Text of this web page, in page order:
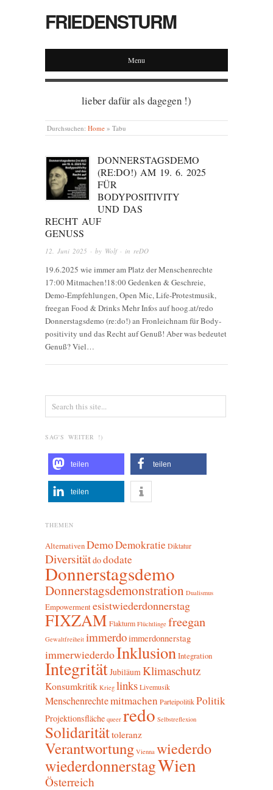
FRIEDENSTURM
Menu
lieber dafür als dagegen !)
Durchsuchen: Home » Tabu
DONNERSTAGSDEMO
(RE:DO!) AM 19. 6. 2025
FÜR
BODYPOSITIVITY
UND DAS
RECHT AUF
GENUSS
12. Juni 2025 · by Wolf· in reDO
19.6.2025 wie immer am Platz der Menschenrechte
17:00 Mitmachen!18:00 Gedenken & Geschreie,
Demo-Empfehlungen, Open Mic, Life-Protestmusik,
freegan Food & Drinks Mehr Infos auf hoog.at/redo
Donnerstagsdemo (re:do!) an Fronleichnam für Body-
positivity und das Recht auf Genuß! Aber was bedeutet
Genuß? Viel…
SAG'S WEITER !)
teilen teilen
teilen
THEMEN
AlternativenDemoDemokratie Diktatur
Diversitätdododate
Donnerstagsdemo
Donnerstagsdemonstration Dualismus
Empowermentesistwiederdonnerstag
FIXZAM Flakturm Flüchtlinge freegan
Gewaltfreiheit immerdoimmerdonnerstag
immerwiederdoInklusion Integration
IntegritätJubiläum Klimaschutz
Konsumkritik Krieg linksLivemusik
Menschenrechtemitmachen ParteipolitikPolitik
Projektionsfläche queer redo Selbstreflexion
Solidaritättoleranz
Verantwortung Vienna wiederdo
wiederdonnerstagWien
Österreich